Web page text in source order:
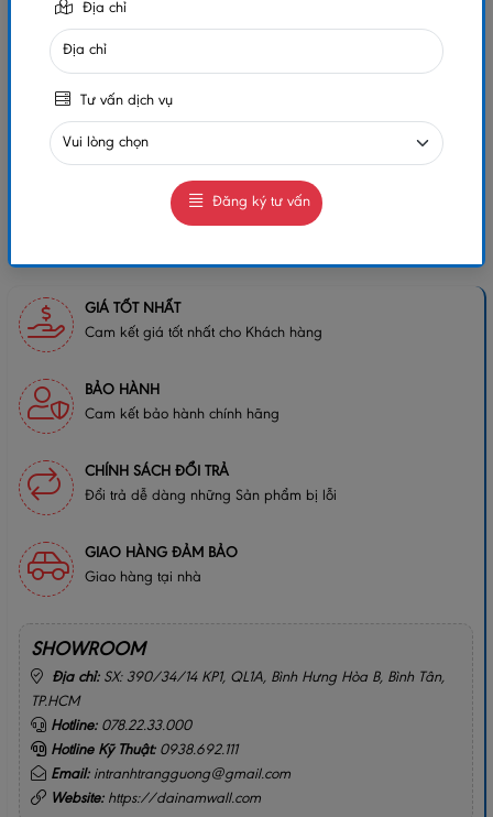
0984032156
MUA NGAY
GIAO HÀNG COD TOÀN QUỐC
GỌI CHO TÔI
GIÁ TỐT NHẤT
Cam kết giá tốt nhất cho Khách hàng
BẢO HÀNH
Cam kết bảo hành chính hãng
CHÍNH SÁCH ĐỔI TRẢ
Đổi trả dễ dàng những Sản phẩm bị lỗi
GIAO HÀNG ĐẢM BẢO
Giao hàng tại nhà
SHOWROOM
Địa chỉ: SX: 390/34/14 KP1, QL1A, Bình Hưng Hòa B, Bình Tân,
TP.HCM
Hotline: 078.22.33.000
Hotline Kỹ Thuật: 0938.692.111
Email: intranhtrangguong@gmail.com
Website:https://dainamwall.com
Địa chỉ
Tư vấn dịch vụ
Đăng ký tư vấn